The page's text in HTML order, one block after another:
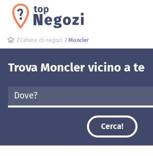
Catene di negozi Moncler
Trova Moncler vicino a te
Dove?
Cerca!